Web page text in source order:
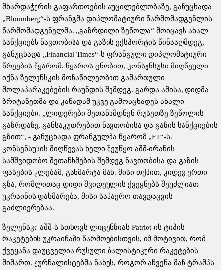
მხარდაჭერის გაფართოების აუცილებლობაზე, განუცხადა
„Bloomberg“-ს ფრანგმა დიპლომატიური წარმომადგენლის
წარმომადგენელმა. „გაზრდილი ზეწოლა“ მოიცავს ახალ
სანქციებს ნავთობისა და გაზის ექსპორტის წინააღმდეგ,
განუცხადა „Financial Times“-ს ფრანგული დიპლომატიური
წრეების წყარომ. წყაროს ცნობით, კონსენსუსი მიღწეული
იქნა ზელენსკის მონაწილეობით გამართული
მოლაპარაკებების რაუნდის შემდეგ. გარდა ამისა, დიდმა
ბრიტანეთმა და კანადამ უკვე გამოაცხადეს ახალი
სანქციები. „ლიდერები შეთანხმდნენ რუსეთზე ზეწოლის
გაზრდაზე, განსაკუთრებით ნავთობისა და გაზის სანქციების
გზით“, - განუცხადა ფრანგულმა წყარომ „FT“-ს.
კონსენსუსის მიღწევას ხელი შეუწყო აშშ-ირანის
სამშვიდობო შეთანხმების შემდეგ ნავთობისა და გაზის
ფასების კლებამ, განმარტა მან. მისი თქმით, კიდევ ერთი
გზა, რომლითაც დიდი შვიდეულის ქვეყნებს შეუძლიათ
უკრაინის დახმარება, მისი საჰაერო თავდაცვის
გაძლიერებაა.
ზელენსკი აშშ-ს სთხოვს ლიცენზიას Patriot-ის ტიპის
რაკეტების უკრაინაში წარმოებისთვის, იმ მოტივით, რომ
ქვეყანა დაუცველია რუსული ბალისტიკური რაკეტების
მიმართ. ჟურნალისტებმა ნახეს, როგორ აჩვენა მან ტრამპს